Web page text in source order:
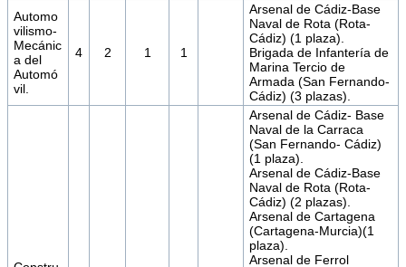
Automo
vilismo-
Mecánic
a del
Automó
vil.
4 2 1 1
Arsenal de Cádiz-Base
Naval de Rota (Rota-
Cádiz) (1 plaza).
Brigada de Infantería de
Marina Tercio de
Armada (San Fernando-
Cádiz) (3 plazas).
Arsenal de Cádiz- Base
Naval de la Carraca
(San Fernando- Cádiz)
(1 plaza).
Arsenal de Cádiz-Base
Naval de Rota (Rota-
Cádiz) (2 plazas).
Arsenal de Cartagena
(Cartagena-Murcia)(1
plaza).
Arsenal de Ferrol